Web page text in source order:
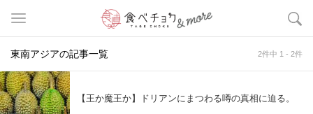
東南アジアの記事一覧 2件中 1 - 2件
【王か魔王か】ドリアンにまつわる噂の真相に迫る。